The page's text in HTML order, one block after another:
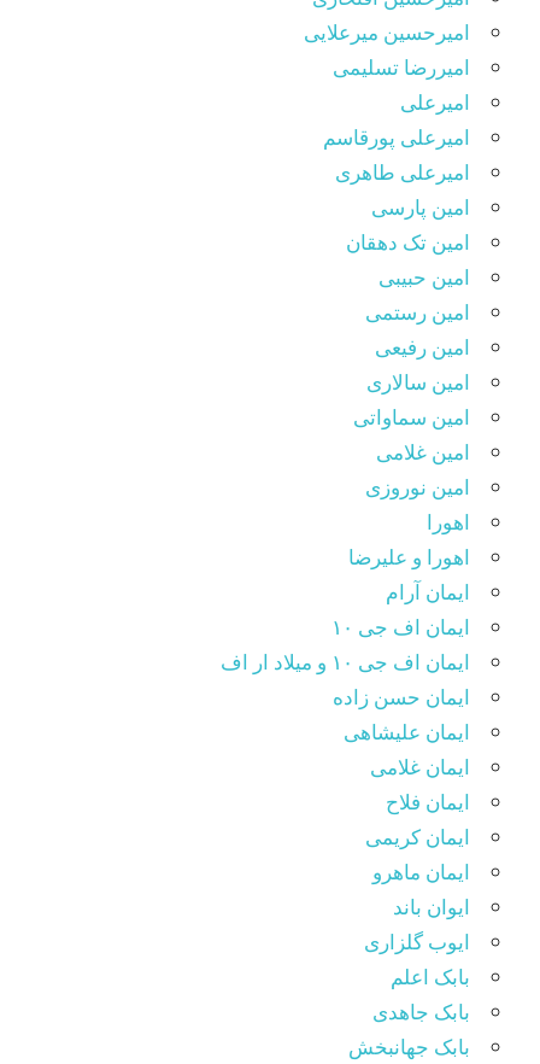
امیرحسین میرعلایی
امیررضا تسلیمی
امیرعلی
امیرعلی پورقاسم
امیرعلی طاهری
امین پارسی
امین تک دهقان
امین حبیبی
امین رستمی
امین رفیعی
امین سالاری
امین سماواتی
امین غلامی
امین نوروزی
اهورا
اهورا و علیرضا
ایمان آرام
ایمان اف جی ۱۰
ایمان اف جی ۱۰ و میلاد ار اف
ایمان حسن زاده
ایمان علیشاهی
ایمان غلامی
ایمان فلاح
ایمان کریمی
ایمان ماهرو
ایوان باند
ایوب گلزاری
بابک اعلم
بابک جاهدی
بابک جهانبخش